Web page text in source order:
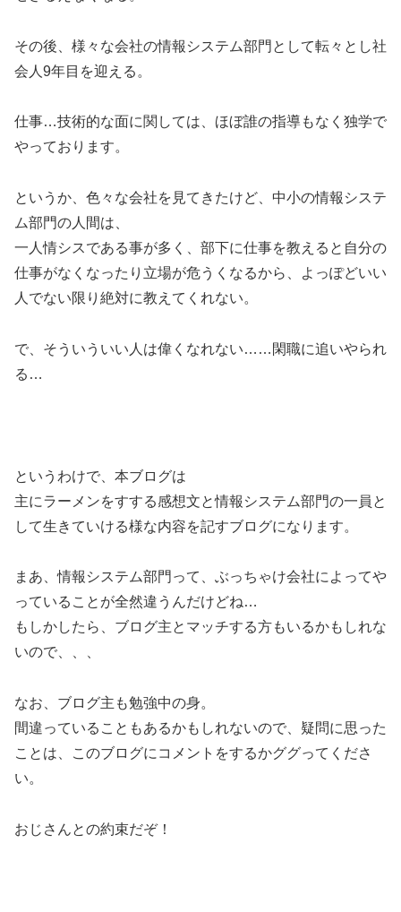
その後、様々な会社の情報システム部門として転々とし社
会人9年目を迎える。
仕事…技術的な面に関しては、ほぼ誰の指導もなく独学で
やっております。
というか、色々な会社を見てきたけど、中小の情報システ
ム部門の人間は、
一人情シスである事が多く、部下に仕事を教えると自分の
仕事がなくなったり立場が危うくなるから、よっぽどいい
人でない限り絶対に教えてくれない。
で、そういういい人は偉くなれない……閑職に追いやられ
る…
というわけで、本ブログは
主にラーメンをすする感想文と情報システム部門の一員と
して生きていける様な内容を記すブログになります。
まあ、情報システム部門って、ぶっちゃけ会社によってや
っていることが全然違うんだけどね…
もしかしたら、ブログ主とマッチする方もいるかもしれな
いので、、、
なお、ブログ主も勉強中の身。
間違っていることもあるかもしれないので、疑問に思った
ことは、このブログにコメントをするかググってくださ
い。
おじさんとの約束だぞ！